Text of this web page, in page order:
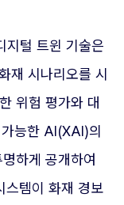
지털 트윈 기술은
재 시나리오를 시
위험 평가와 대
능한 AI(XAI)의
하게 공개하여
스템이 화재 경보